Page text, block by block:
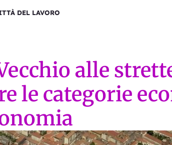
DEL LAVORO
alle
le categorie